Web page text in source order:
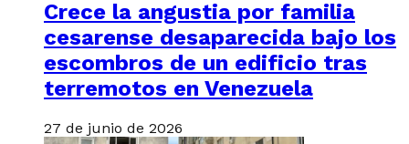
Crece la angustia por familia
cesarense desaparecida bajo los
escombros de un edificio tras
terremotos en Venezuela
27 de junio de 2026